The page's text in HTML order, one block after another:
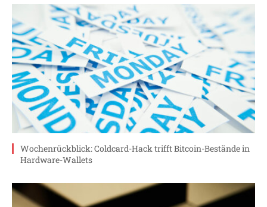
Wochenrückblick: Coldcard-Hack trifft Bitcoin-Bestände in
Hardware-Wallets